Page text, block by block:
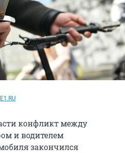
E1.RU
конфликт между
и водителем
закончился